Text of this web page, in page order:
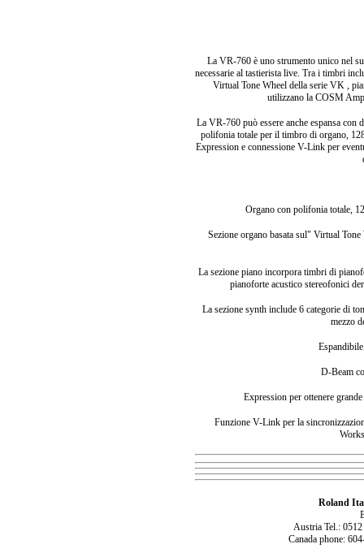
La VR-760 è uno strumento unico nel
necessarie al tastierista live. Tra i timbri
Virtual Tone Wheel della serie VK ,
utilizzano la COSM
La VR-760 può essere anche espansa con
polifonia totale per il timbro di organo,
Expression e connessione V-Link per
Organo con polifonia totale,
Sezione organo basata sul" Virtual
La sezione piano incorpora timbri di
pianoforte acustico stereofonici
La sezione synth include 6 categorie di
mezzo
D-Beam
Expression per ottenere
Funzione V-Link per la
Roland
Austria Tel.:
Canada phone: